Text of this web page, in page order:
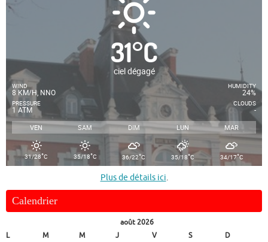
31°C
ciel dégagé
WIND
8 KM/H, NNO
PRESSURE
1 ATM
HUMIDITY
24%
CLOUDS
-
VEN SAM DIM LUN MAR
31/28°C 35/18°C 36/22°C 35/18°C 34/17°C
Plus de détails ici.
Calendrier
août 2026
L
M M J V S D